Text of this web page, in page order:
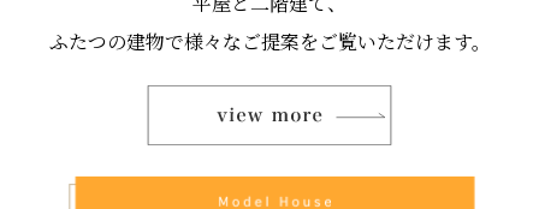
ふたつの建物で様々なご提案をご覧いただけます。